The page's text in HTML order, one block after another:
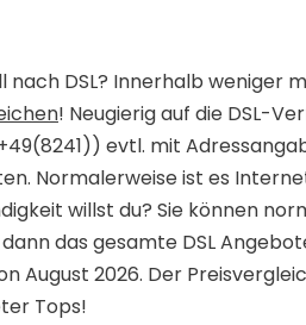
nach DSL? Innerhalb weniger
! Neugierig auf die DSL-
evtl. mit
Normalerweise ist es
willst du? Sie können
das gesamte DSL
August 2026. Der
Tops!